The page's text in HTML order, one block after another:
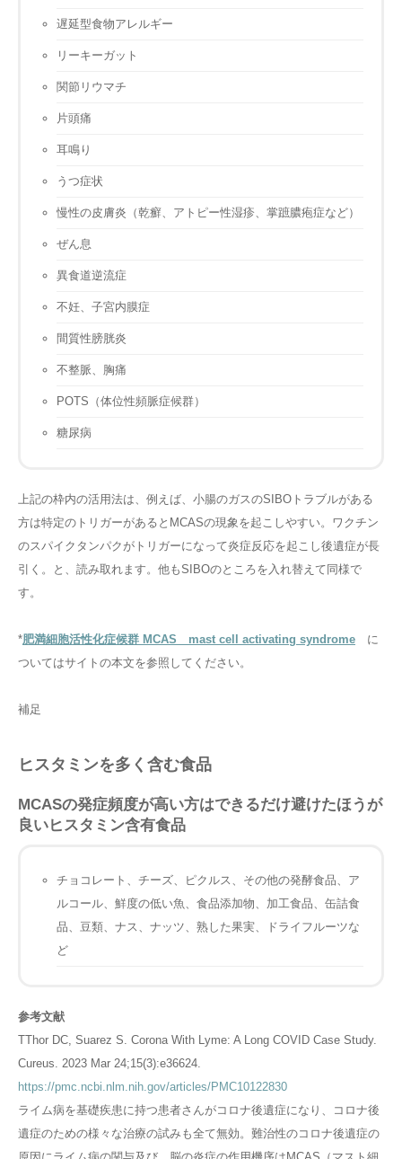
遅延型食物アレルギー
リーキーガット
関節リウマチ
片頭痛
耳鳴り
うつ症状
慢性の皮膚炎（乾癬、アトピー性湿疹、掌蹠膿疱症など）
ぜん息
異食道逆流症
不妊、子宮内膜症
間質性膀胱炎
不整脈、胸痛
POTS（体位性頻脈症候群）
糖尿病
上記の枠内の活用法は、例えば、小腸のガスのSIBOトラブルがある
方は特定のトリガーがあるとMCASの現象を起こしやすい。ワクチン
のスパイクタンパクがトリガーになって炎症反応を起こし後遺症が長
引く。と、読み取れます。他もSIBOのところを入れ替えて同様で
す。
*肥満細胞活性化症候群 MCAS mast cell activating syndrome に
ついてはサイトの本文を参照してください。
補足
ヒスタミンを多く含む食品
MCASの発症頻度が高い方はできるだけ避けたほうが
良いヒスタミン含有食品
チョコレート、チーズ、ピクルス、その他の発酵食品、ア
ルコール、鮮度の低い魚、食品添加物、加工食品、缶詰食
品、豆類、ナス、ナッツ、熟した果実、ドライフルーツな
ど
参考文献
TThor DC, Suarez S. Corona With Lyme: A Long COVID Case Study.
Cureus. 2023 Mar 24;15(3):e36624.
https://pmc.ncbi.nlm.nih.gov/articles/PMC10122830
ライム病を基礎疾患に持つ患者さんがコロナ後遺症になり、コロナ後
遺症のための様々な治療の試みも全て無効。難治性のコロナ後遺症の